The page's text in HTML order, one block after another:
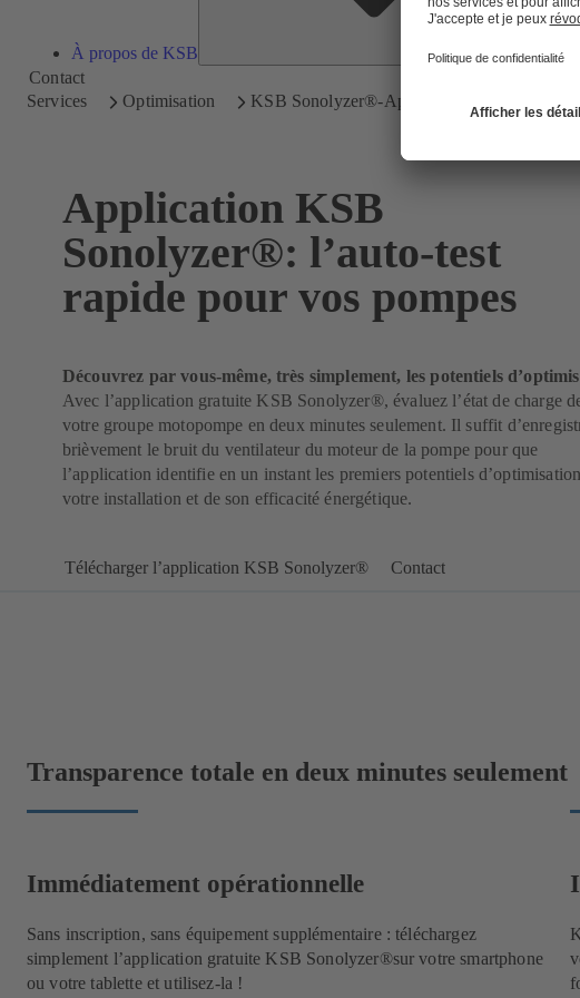
À propos de KSB
Contact
Services
Optimisation KSB Sonolyzer®-App
Application KSB
Sonolyzer®: l’auto-test
rapide pour vos pompes
Découvrez par vous-même, très simplement, les potentiels
Avec l’application gratuite KSB Sonolyzer®, évaluez l’état de charge
votre groupe motopompe en deux minutes seulement. Il suffit
brièvement le bruit du ventilateur du moteur de la pompe pour que
l’application identifie en un instant les premiers potentiels
votre installation et de son efficacité énergétique.
Télécharger l’application KSB Sonolyzer® Contact
Transparence totale en deux minutes seulement
Immédiatement opérationnelle
Sans inscription, sans équipement supplémentaire : téléchargez
simplement l’application gratuite KSB Sonolyzer®sur votre smartphone
ou votre tablette et utilisez-la !